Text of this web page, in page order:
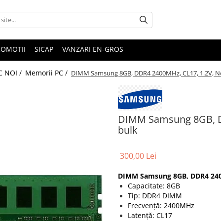
SICAP VANZARI EN-GROS
NOI / Memorii PC / DIMM Samsung 8GB, DDR4 2400MHz, CL17, 1.2V,
DIMM Samsung 8GB,
bulk
300,00 Lei
DIMM Samsung 8GB, DDR4
Capacitate: 8GB
Tip: DDR4 DIMM
Frecvență: 2400MHz
Latență: CL17